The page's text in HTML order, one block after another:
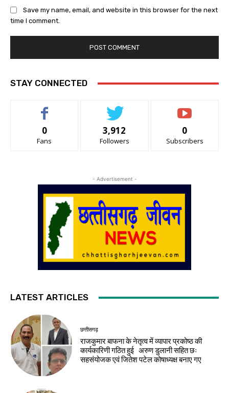
Save my name, email, and website in this browser for the next
time I comment.
STAY CONNECTED
0
Fans
3,912
Followers
0
Subscribers
- Advertisement -
LATEST ARTICLES
छत्तीसगढ़
राजकुमार बाफना के नेतृत्व में व्यापार प्रकोष्ठ की
कार्यकारिणी गठित हुई अरुण डुलानी सहित छः
सहसंयोजक एवं जितेश पटेल कोषाध्यक्ष बनाए गए